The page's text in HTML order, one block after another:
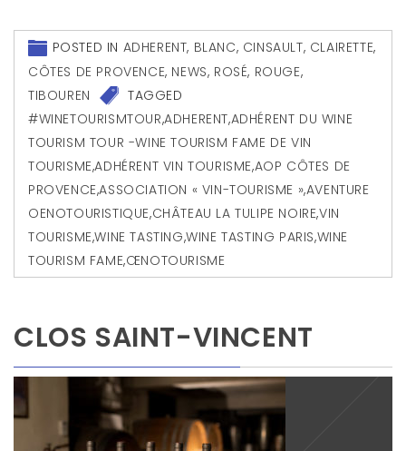
POSTED IN ADHERENT, BLANC, CINSAULT, CLAIRETTE,
CÔTES DE PROVENCE, NEWS, ROSÉ, ROUGE,
TIBOUREN
TAGGED
#WINETOURISMTOUR,ADHERENT,ADHÉRENT DU WINE
TOURISM TOUR -WINE TOURISM FAME DE VIN
TOURISME,ADHÉRENT VIN TOURISME,AOP CÔTES DE
PROVENCE,ASSOCIATION « VIN-TOURISME »,AVENTURE
OENOTOURISTIQUE,CHÂTEAU LA TULIPE NOIRE,VIN
TOURISME,WINE TASTING,WINE TASTING PARIS,WINE
TOURISM FAME,ŒNOTOURISME
CLOS SAINT-VINCENT